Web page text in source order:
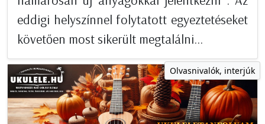
eddigi helyszínnel folytatott egyeztetéseket
követően most sikerült megtalálni...
Olvasnivalók, interjúk